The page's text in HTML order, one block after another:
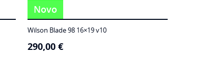
Novo
Wilson Blade 98 16×19 v10
290,00 €